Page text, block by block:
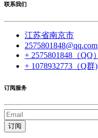
联系我们
江苏省南京市
2575801848@qq.com
+ 2575801848（QQ）
+ 1078932773（Q群)
订阅服务
订阅